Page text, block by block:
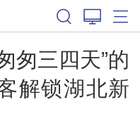
匆三四天”的
解锁湖北新